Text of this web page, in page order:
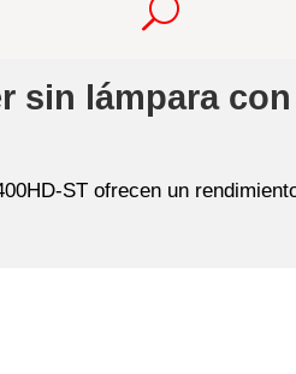
sin lámpara
ST ofrecen un